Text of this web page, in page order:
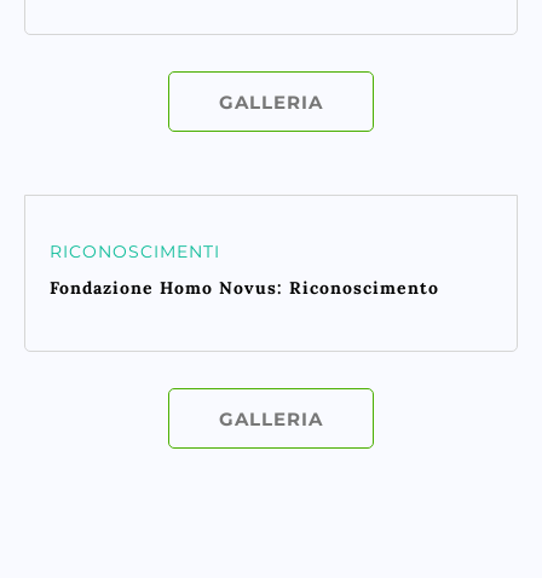
GALLERIA
RICONOSCIMENTI
Fondazione Homo Novus: Riconoscimento
GALLERIA